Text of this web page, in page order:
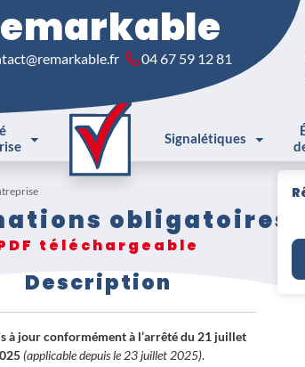
04 67 59 12 81
Signalétiques
obligatoires
téléchargeable
Description
à jour conformément à l’arrêté du 21 juillet
(applicable depuis le 23 juillet 2025).